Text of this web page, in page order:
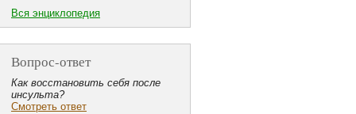
Вся энциклопедия
Вопрос-ответ
Как восстановить себя после
инсульта?
Смотреть ответ